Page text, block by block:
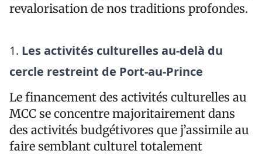
revalorisation de nos traditions profondes.
Les activités culturelles au-delà du
cercle restreint de Port-au-Prince
Le financement des activités culturelles au
MCC se concentre majoritairement dans
des activités budgétivores que j’assimile au
faire semblant culturel totalement